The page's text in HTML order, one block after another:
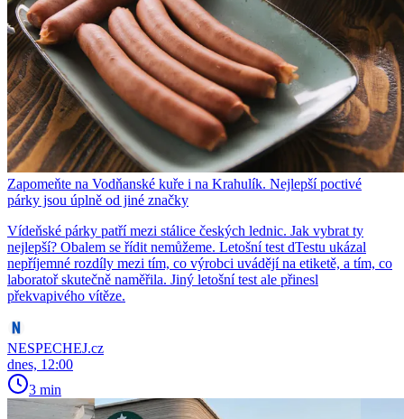
Zapomeňte na Vodňanské kuře i na Krahulík. Nejlepší poctivé
párky jsou úplně od jiné značky
Vídeňské párky patří mezi stálice českých lednic. Jak vybrat ty
nejlepší? Obalem se řídit nemůžeme. Letošní test dTestu ukázal
nepříjemné rozdíly mezi tím, co výrobci uvádějí na etiketě, a tím, co
laboratoř skutečně naměřila. Jiný letošní test ale přinesl
překvapivého vítěze.
NESPECHEJ.cz
dnes, 12:00
3 min